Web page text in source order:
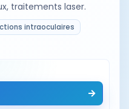
traitements laser.
intraoculaires